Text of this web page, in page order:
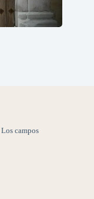
Los campos